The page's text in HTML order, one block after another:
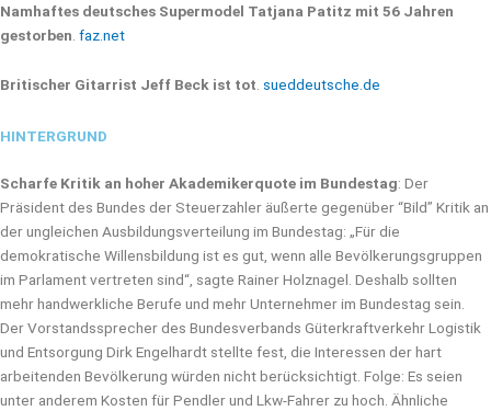
Namhaftes deutsches Supermodel Tatjana Patitz mit 56 Jahren
gestorben faz.net
Britischer Gitarrist Jeff Beck ist tot. sueddeutsche.de
HINTERGRUND
Scharfe Kritik an hoher Akademikerquote im Bundestag: Der
Präsident des Bundes der Steuerzahler äußerte gegenüber “Bild” Kritik an
der ungleichen Ausbildungsverteilung im Bundestag: „Für die
demokratische Willensbildung ist es gut, wenn alle Bevölkerungsgruppen
im Parlament vertreten sind“, sagte Rainer Holznagel. Deshalb sollten
mehr handwerkliche Berufe und mehr Unternehmer im Bundestag sein.
Der Vorstandssprecher des Bundesverbands Güterkraftverkehr Logistik
und Entsorgung Dirk Engelhardt stellte fest, die Interessen der hart
arbeitenden Bevölkerung würden nicht berücksichtigt. Folge: Es seien
unter anderem Kosten für Pendler und Lkw-Fahrer zu hoch. Ähnliche